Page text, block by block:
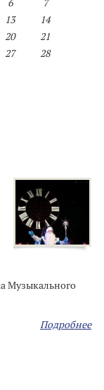
6
7
13
14
20
21
27
28
Музыкального
Подробнее